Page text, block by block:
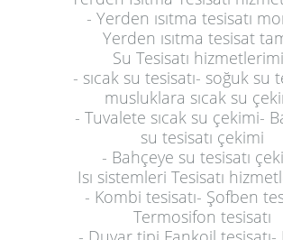
- Yerden ısıtma tesisatı
Yerden ısıtma tesisat
Su Tesisatı
- sıcak su tesisatı- soğuk su
musluklara sıcak su
- Tuvalete sıcak su çekimi-
su tesisatı çekimi
- Bahçeye su tesisatı
Isı sistemleri Tesisatı
- Kombi tesisatı- Şofben
Termosifon tesisatı